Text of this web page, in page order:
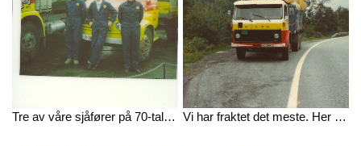
Tre av våre sjåfører på 70-tallet poserer foran tankbiler på oppdrag for Shell. Vi har fraktet det meste. Her et bilde fra våre tidligere dager i fraktbransjen.